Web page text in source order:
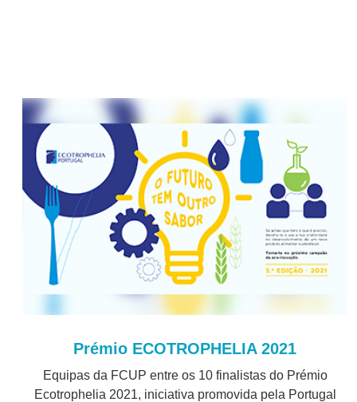
Prémio ECOTROPHELIA 2021
Equipas da FCUP entre os 10 finalistas do Prémio
Ecotrophelia 2021, iniciativa promovida pela Portugal